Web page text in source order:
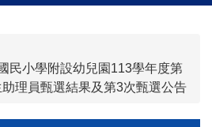
民小學附設幼兒園113學年度第
理員甄選結果及第3次甄選公告